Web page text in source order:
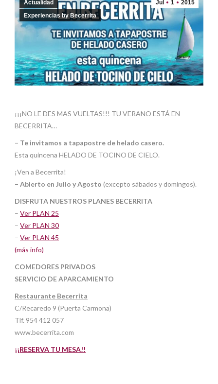
Jul 1 2015
Actualidad
Experiencias by Becerrita
¡¡¡NO LE DES MAS VUELTAS!!! TU VERANO ESTÁ EN
BECERRITA…
– Te invitamos a tapapostre de helado casero.
Esta quincena HELADO DE TOCINO DE CIELO.
¡Ven a Becerrita!
– Abierto en Julio y Agosto (excepto sábados y domingos).
DISFRUTA NUESTROS PLANES BECERRITA
– Ver PLAN 25
– Ver PLAN 30
– Ver PLAN 45
(más info)
COMEDORES PRIVADOS
SERVICIO DE APARCAMIENTO
Restaurante Becerrita
C/Recaredo 9 (Puerta Carmona)
Tlf. 954 412 057
www.becerrita.com
¡¡RESERVA TU MESA!!